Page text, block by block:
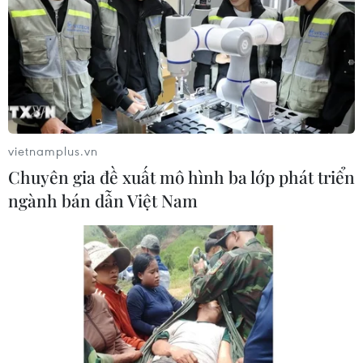
09/08/2026 02:00
Những lý do khiến du khách Ấn Độ
chuyển hướng sang Việt Nam
08/08/2026 23:58
Động lực mới cho hợp tác thương
mại Việt Nam-Australia
08/08/2026 12:20
Việt Nam-Ấn Độ thúc đẩy hợp tác
nghiên cứu, đào tạo và tư vấn chính
vietnamplus.vn
Chuyên gia đề xuất mô hình ba lớp phát triển
ngành bán dẫn Việt Nam